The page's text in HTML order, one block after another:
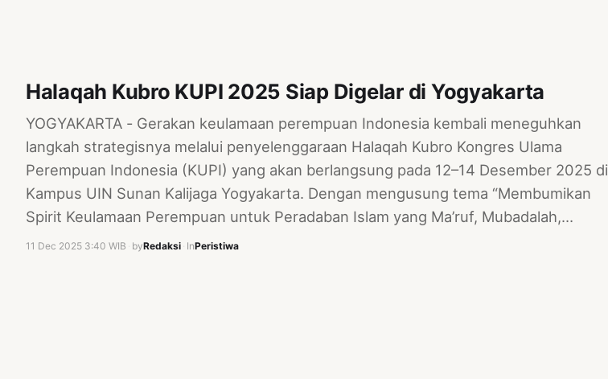
Halaqah Kubro KUPI 2025 Siap Digelar di Yogyakarta
YOGYAKARTA - Gerakan keulamaan perempuan Indonesia kembali meneguhkan
langkah strategisnya melalui penyelenggaraan Halaqah Kubro Kongres Ulama
Perempuan Indonesia (KUPI) yang akan berlangsung pada 12–14 Desember 2025 di
Kampus UIN Sunan Kalijaga Yogyakarta. Dengan mengusung tema “Membumikan
Spirit Keulamaan Perempuan untuk Peradaban Islam yang Ma’ruf, Mubadalah,…
11 Dec 2025 3:40 WIB byRedaksi InPeristiwa